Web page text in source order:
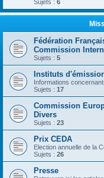
Sujets : 6
Fédération
Commission
Sujets : 5
Instituts
Informations
Sujets : 17
Commission
Divers
Sujets : 23
Prix CEDA
Election annuelle de la
Sujets : 26
Presse